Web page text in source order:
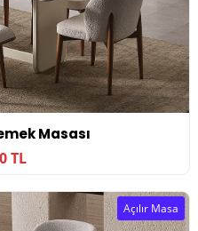
Masası
TL
Açılır Masa